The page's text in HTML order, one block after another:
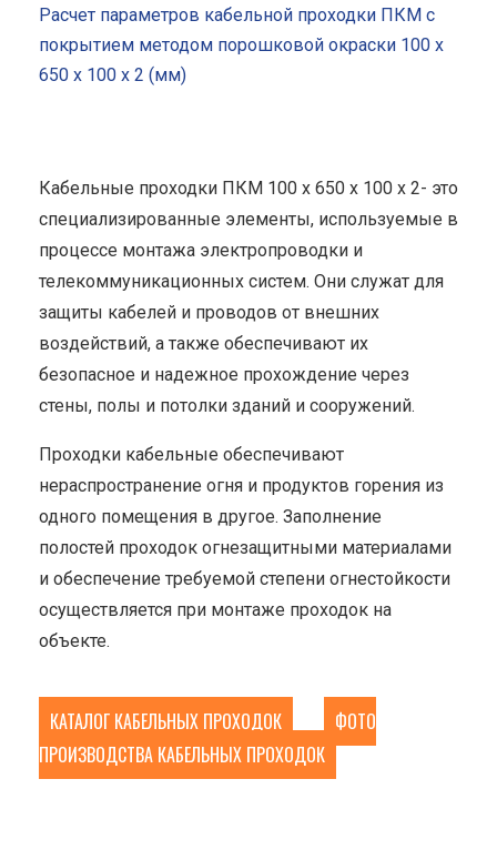
Расчет параметров кабельной проходки ПКМ с
покрытием методом порошковой окраски 100 x
650 x 100 x 2 (мм)
Кабельные проходки ПКМ 100 x 650 x 100 x 2- это
специализированные элементы, используемые в
процессе монтажа электропроводки и
телекоммуникационных систем. Они служат для
защиты кабелей и проводов от внешних
воздействий, а также обеспечивают их
безопасное и надежное прохождение через
стены, полы и потолки зданий и сооружений.
Проходки кабельные обеспечивают
нераспространение огня и продуктов горения из
одного помещения в другое. Заполнение
полостей проходок огнезащитными материалами
и обеспечение требуемой степени огнестойкости
осуществляется при монтаже проходок на
объекте.
КАТАЛОГ КАБЕЛЬНЫХ ПРОХОДОК
ФОТО
ПРОИЗВОДСТВА КАБЕЛЬНЫХ ПРОХОДОК